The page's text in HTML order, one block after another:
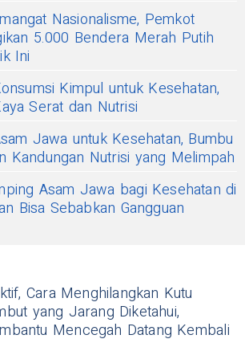
Nasionalisme, Pemkot
5.000 Bendera Merah Putih
Ini
Kimpul untuk Kesehatan,
Serat dan Nutrisi
Jawa untuk Kesehatan, Bumbu
Kandungan Nutrisi yang Melimpah
Asam Jawa bagi Kesehatan di
Bisa Sebabkan Gangguan
Cara Menghilangkan Kutu
yang Jarang Diketahui,
Mencegah Datang Kembali